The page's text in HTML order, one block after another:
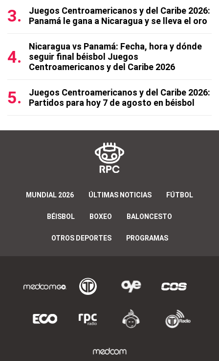
Juegos Centroamericanos y del Caribe 2026:
Panamá le gana a Nicaragua y se lleva el oro
Nicaragua vs Panamá: Fecha, hora y dónde
seguir final béisbol Juegos
Centroamericanos y del Caribe 2026
Juegos Centroamericanos y del Caribe 2026:
Partidos para hoy 7 de agosto en béisbol
MUNDIAL 2026 ÚLTIMAS NOTICIAS FÚTBOL
BÉISBOL BOXEO BALONCESTO
OTROS DEPORTES PROGRAMAS